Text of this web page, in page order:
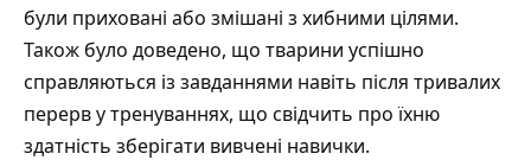
були приховані або змішані з хибними цілями.
Також було доведено, що тварини успішно
справляються із завданнями навіть після тривалих
перерв у тренуваннях, що свідчить про їхню
здатність зберігати вивчені навички.